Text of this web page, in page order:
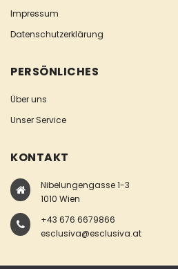
Impressum
Datenschutzerklärung
PERSÖNLICHES
Über uns
Unser Service
KONTAKT
Nibelungengasse 1-3
1010 Wien
+43 676 6679866
esclusiva@esclusiva.at